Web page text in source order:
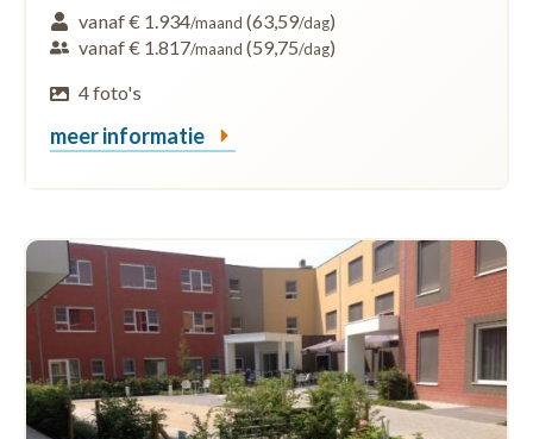
vanaf € 1.934/maand (63,59/dag)
vanaf € 1.817/maand (59,75/dag)
4 foto's
meer informatie